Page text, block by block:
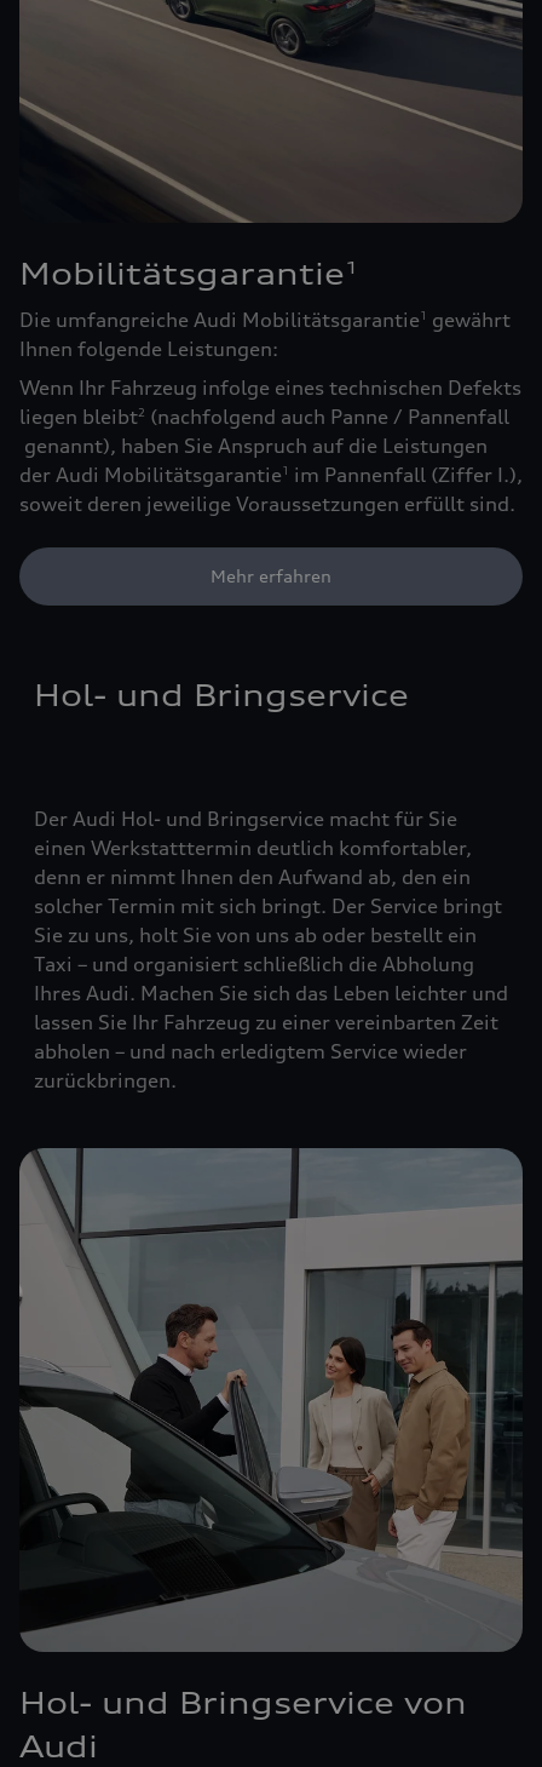
Mobilitätsgarantie1
Die umfangreiche Audi Mobilitätsgarantie1
gewährt
Ihnen folgende Leistungen:
Wenn Ihr Fahrzeug infolge eines technischen Defekts
liegen bleibt2 (nachfolgend auch Panne / Pannenfall
genannt), haben Sie Anspruch auf die Leistungen
der Audi Mobilitätsgarantie1
im Pannenfall (Ziffer I.),
soweit deren jeweilige Voraussetzungen erfüllt sind.
Mehr erfahren
Hol- und Bringservice
Der Audi Hol- und Bringservice macht für Sie
einen Werkstatttermin deutlich komfortabler,
denn er nimmt Ihnen den Aufwand ab, den ein
solcher Termin mit sich bringt. Der Service bringt
Sie zu uns, holt Sie von uns ab oder bestellt ein
Taxi – und organisiert schließlich die Abholung
Ihres Audi. Machen Sie sich das Leben leichter und
lassen Sie Ihr Fahrzeug zu einer vereinbarten Zeit
abholen – und nach erledigtem Service wieder
zurückbringen.
Hol- und Bringservice von
Audi